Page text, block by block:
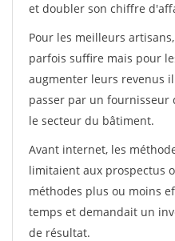
et doubler son chiffre
Pour les meilleurs
parfois suffire mais pour
augmenter leurs revenus
passer par un fournisseur
le secteur du bâtiment.
Avant internet, les
limitaient aux prospectus
méthodes plus ou moins
temps et demandait un
de résultat.